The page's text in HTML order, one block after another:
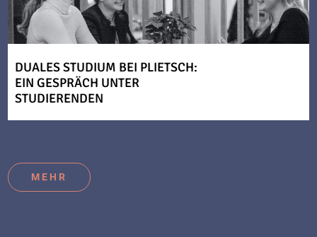
DUALES STUDIUM BEI PLIETSCH:
EIN GESPRÄCH UNTER
STUDIERENDEN
MEHR